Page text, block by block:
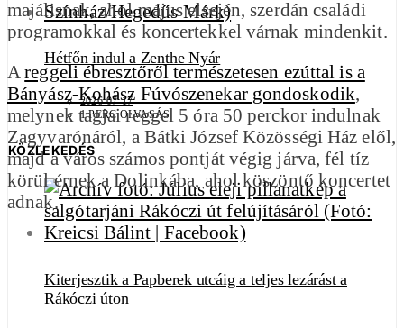
Hétfőn indul a Zenthe Nyár
2026-07-17
1 PERC OLVASÁS
KÖZLEKEDÉS
Kiterjesztik a Papberek utcáig a teljes lezárást a
Rákóczi úton
majálisnak, ahol május elsején, szerdán családi
programokkal és koncertekkel várnak mindenkit.
Areggeli ébresztőről természetesen ezúttal is a
Bányász-Kohász Fúvószenekar gondoskodik,
melynek tagjai reggel 5 óra 50 perckor indulnak
Zagyvarónáról, a Bátki József Közösségi Ház elől,
majd a város számos pontját végig járva, fél tíz
körül érnek a Dolinkába, ahol köszöntő koncertet
adnak.